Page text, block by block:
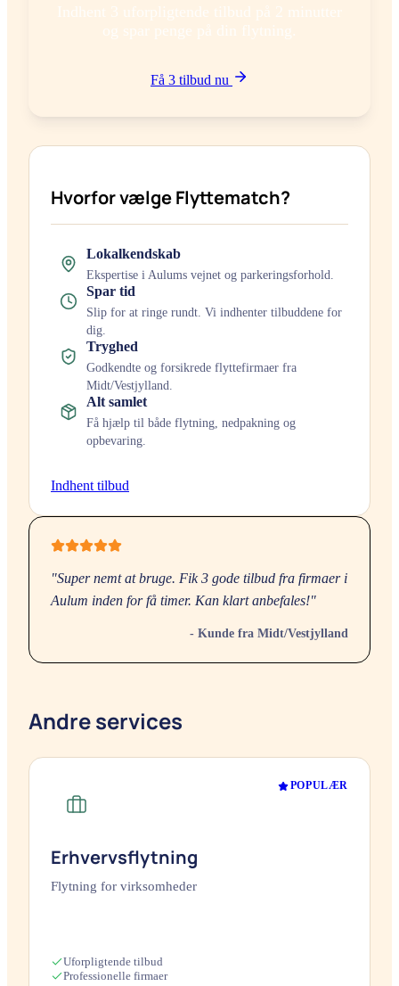
Indhent 3 uforpligtende tilbud på 2 minutter
og spar penge på din flytning.
Få 3 tilbud nu
Hvorfor vælge Flyttematch?
Lokalkendskab
Ekspertise iAulums vejnet og parkeringsforhold.
Spar tid
Slip for at ringe rundt. Vi indhenter tilbuddene for
dig.
Tryghed
Godkendte og forsikrede flyttefirmaer fra
Midt/Vestjylland.
Alt samlet
Få hjælp til både flytning, nedpakning og
opbevaring.
Indhent tilbud
"Super nemt at bruge. Fik 3 gode tilbud fra firmaer i
Aulum inden for få timer. Kan klart anbefales!"
- Kunde fra Midt/Vestjylland
Andre services
POPULÆR
Erhvervsflytning
Flytning for virksomheder
Uforpligtende tilbud
Professionelle firmaer